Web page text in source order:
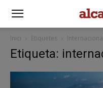
Inici Etiquetes
Etiqueta: